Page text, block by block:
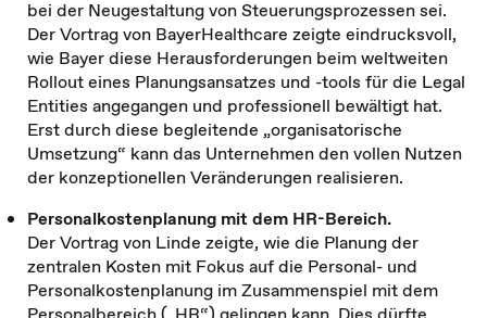
bei der Neugestaltung von Steuerungsprozessen sei.
Der Vortrag von BayerHealthcare zeigte eindrucksvoll,
wie Bayer diese Herausforderungen beim weltweiten
Rollout eines Planungsansatzes und -tools für die Legal
Entities angegangen und professionell bewältigt hat.
Erst durch diese begleitende „organisatorische
Umsetzung“ kann das Unternehmen den vollen Nutzen
der konzeptionellen Veränderungen realisieren.
Personalkostenplanung mit dem HR-Bereich.
Der Vortrag von Linde zeigte, wie die Planung der
zentralen Kosten mit Fokus auf die Personal- und
Personalkostenplanung im Zusammenspiel mit dem